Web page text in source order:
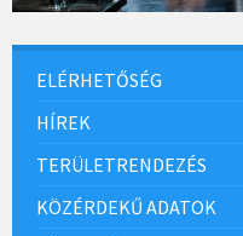
ELÉRHETŐSÉG
HÍREK
TERÜLETRENDEZÉS
KÖZÉRDEKŰ ADATOK